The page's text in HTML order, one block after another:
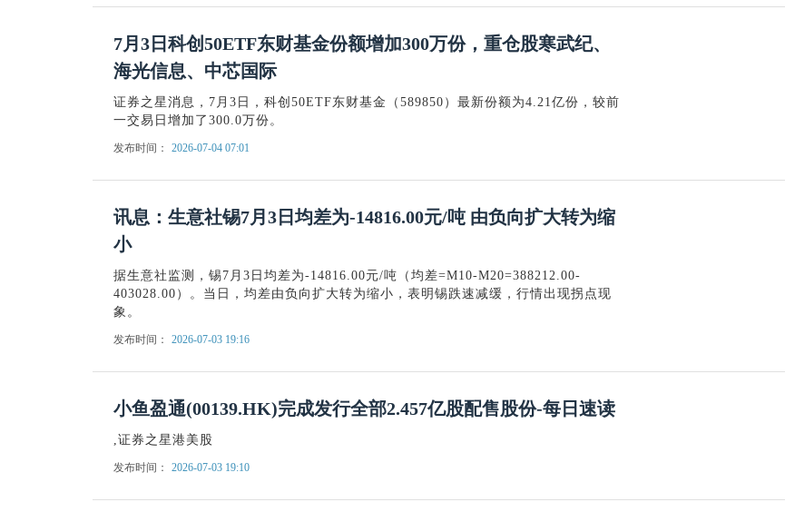
7月3日科创50ETF东财基金份额增加300万份，重仓股寒武纪、
海光信息、中芯国际
证券之星消息，7月3日，科创50ETF东财基金（589850）最新份额为4.21亿份，较前
一交易日增加了300.0万份。
发布时间： 2026-07-04 07:01
讯息：生意社锡7月3日均差为-14816.00元/吨 由负向扩大转为缩
小
据生意社监测，锡7月3日均差为-14816.00元/吨（均差=M10-M20=388212.00-
403028.00）。当日，均差由负向扩大转为缩小，表明锡跌速减缓，行情出现拐点现
象。
发布时间： 2026-07-03 19:16
小鱼盈通(00139.HK)完成发行全部2.457亿股配售股份-每日速读
,证券之星港美股
发布时间： 2026-07-03 19:10